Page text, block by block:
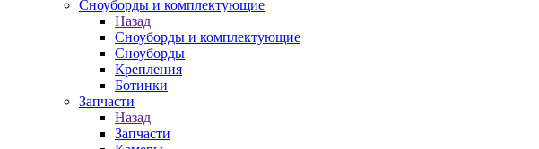
Cноуборды и комплектующие
Назад
Cноуборды и комплектующие
Сноуборды
Крепления
Ботинки
Запчасти
Назад
Запчасти